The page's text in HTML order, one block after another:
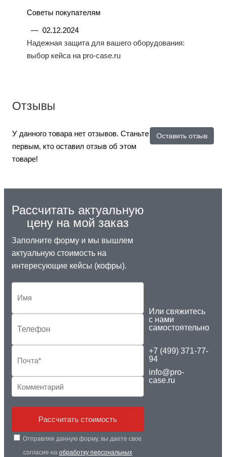
Советы покупателям
— 02.12.2024
Надежная защита для вашего оборудования:
выбор кейса на pro-case.ru
Отзывы
Оставить отзыв
У данного товара нет отзывов. Станьте
первым, кто оставил отзыв об этом
товаре!
Рассчитать актуальную
цену на мой заказ
Заполните форму и мы вышлем
актуальную стоимость на
интересующие кейсы (кофры).
Рассчитать стоимость
Отправляя данную форму, вы даете свое
согласие на обработку персональных
Или свяжитесь
с нами
самостоятельно
+7 (499) 371-77-
94
info@pro-
case.ru